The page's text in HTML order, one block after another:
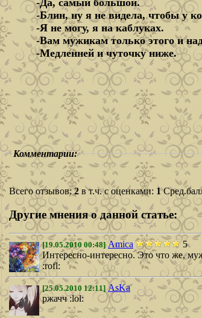
-Блин, ну я не видела, чтобы у
-Я не могу, я на каблуках.
-Вам мужикам только этого и
-Медленней и чуточку ниже.
Комментарии:
Всего отзывов:2 в т.ч. с оценками: 1
Другие мнения о данной статье:
[19.05.2010 00:48] Amica
5
Интересно-интересно. Это что же, мужчины, значит, обо всём на свете разговаривают, а женщины -
:rofl:
[25.05.2010 12:11] AsKa
ржачч :lol: